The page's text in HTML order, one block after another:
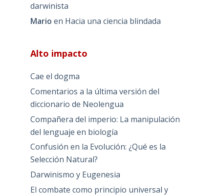
darwinista
Mario en Hacia una ciencia blindada
Alto impacto
Cae el dogma
Comentarios a la última versión del
diccionario de Neolengua
Compañera del imperio: La manipulación
del lenguaje en biología
Confusión en la Evolución: ¿Qué es la
Selección Natural?
Darwinismo y Eugenesia
El combate como principio universal y